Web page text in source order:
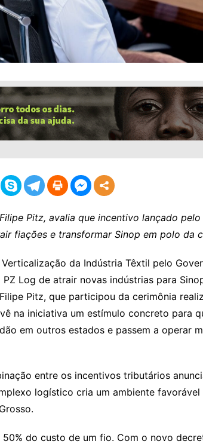
Pitz, avalia que incentivo lançado
fiações e transformar Sinop em polo da
da Indústria Têxtil pelo
Log de atrair novas indústrias para
Pitz, que participou da cerimônia
na iniciativa um estímulo concreto para
em outros estados e passem a operar
entre os incentivos tributários
logístico cria um ambiente
50% do custo de um fio. Com o novo